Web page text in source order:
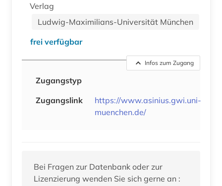
Verlag
Ludwig-Maximilians-Universität München
frei verfügbar
Infos zum Zugang
Zugangstyp
Zugangslink
https://www.asinius.gwi.uni-
muenchen.de/
Bei Fragen zur Datenbank oder zur
Lizenzierung wenden Sie sich gerne an :